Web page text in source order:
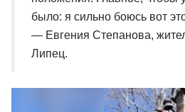
было: я сильно боюсь вот
— Евгения Степанова,
Липец.